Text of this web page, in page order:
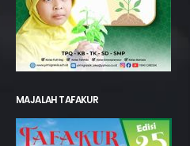
MAJALAH TAFAKUR